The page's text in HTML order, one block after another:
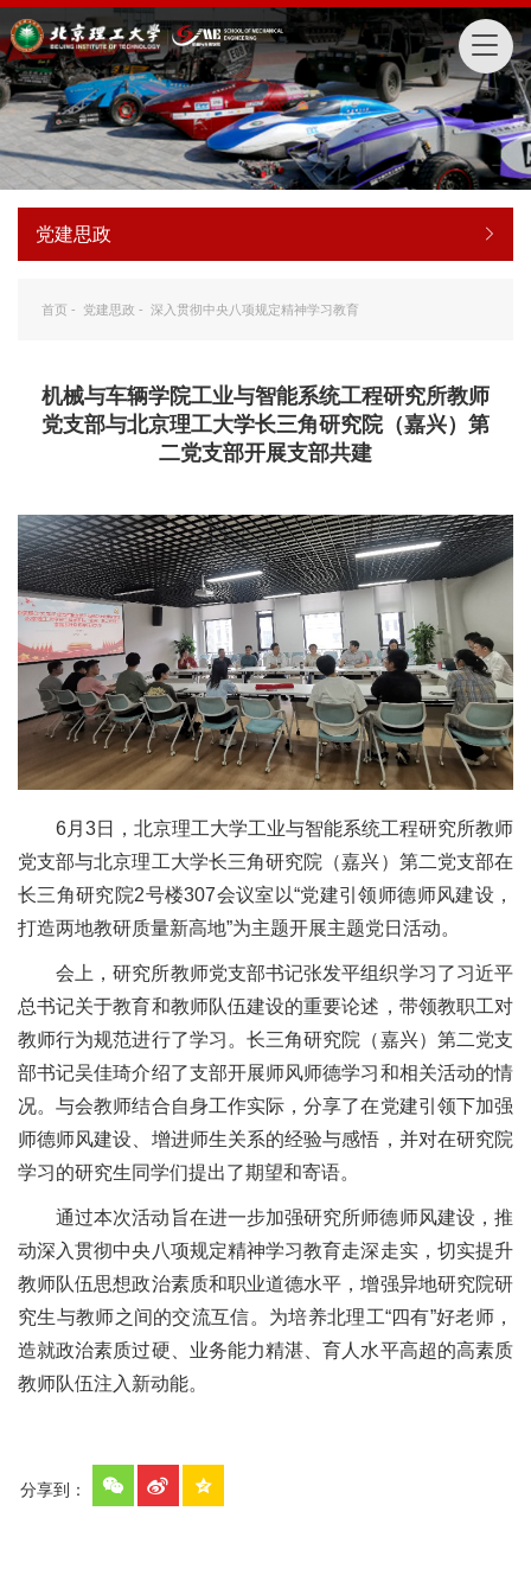
党建思政
首页 - 党建思政 - 深入贯彻中央八项规定精神学习教育
机械与车辆学院工业与智能系统工程研究所教师
党支部与北京理工大学长三角研究院（嘉兴）第
二党支部开展支部共建
6月3日，北京理工大学工业与智能系统工程研究所教师
党支部与北京理工大学长三角研究院（嘉兴）第二党支部在
长三角研究院2号楼307会议室以“党建引领师德师风建设，
打造两地教研质量新高地”为主题开展主题党日活动。
会上，研究所教师党支部书记张发平组织学习了习近平
总书记关于教育和教师队伍建设的重要论述，带领教职工对
教师行为规范进行了学习。长三角研究院（嘉兴）第二党支
部书记吴佳琦介绍了支部开展师风师德学习和相关活动的情
况。与会教师结合自身工作实际，分享了在党建引领下加强
师德师风建设、增进师生关系的经验与感悟，并对在研究院
学习的研究生同学们提出了期望和寄语。
通过本次活动旨在进一步加强研究所师德师风建设，推
动深入贯彻中央八项规定精神学习教育走深走实，切实提升
教师队伍思想政治素质和职业道德水平，增强异地研究院研
究生与教师之间的交流互信。为培养北理工“四有”好老师，
造就政治素质过硬、业务能力精湛、育人水平高超的高素质
教师队伍注入新动能。
分享到：